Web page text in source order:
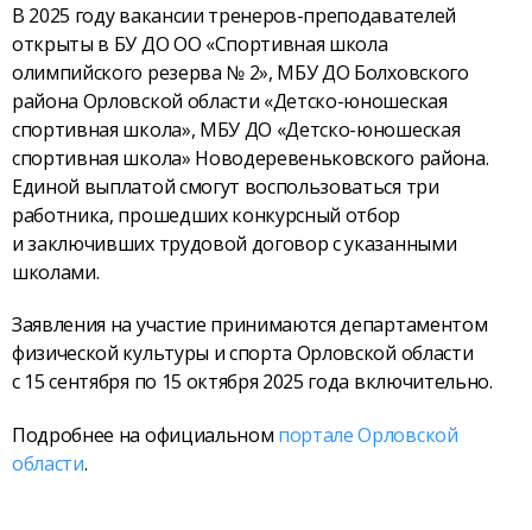
В 2025 году вакансии тренеров-преподавателей
открыты в БУ ДО ОО «Спортивная школа
олимпийского резерва № 2», МБУ ДО Болховского
района Орловской области «Детско-юношеская
спортивная школа», МБУ ДО «Детско-юношеская
спортивная школа» Новодеревеньковского района.
Единой выплатой смогут воспользоваться три
работника, прошедших конкурсный отбор
и заключивших трудовой договор с указанными
школами.
Заявления на участие принимаются департаментом
физической культуры и спорта Орловской области
с 15 сентября по 15 октября 2025 года включительно.
Подробнее на официальном портале Орловской
области.